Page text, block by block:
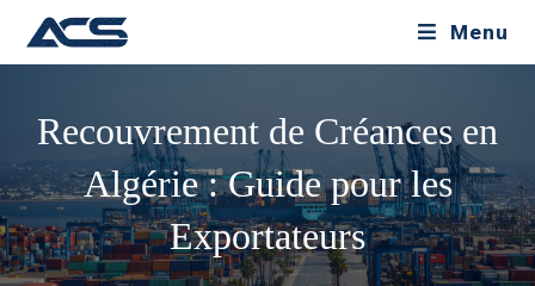
Menu
Recouvrement de Créances en
Algérie : Guide pour les
Exportateurs